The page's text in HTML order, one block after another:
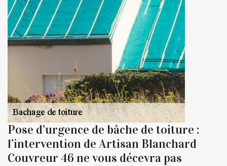
Pose d’urgence de bâche de toiture :
l’intervention de Artisan Blanchard
Couvreur 46 ne vous décevra pas